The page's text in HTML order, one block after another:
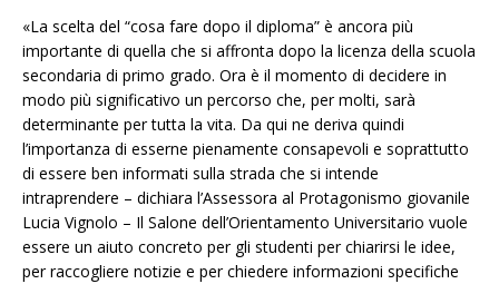
«La scelta del “cosa fare dopo il diploma” è ancora più
importante di quella che si affronta dopo la licenza della scuola
secondaria di primo grado. Ora è il momento di decidere in
modo più significativo un percorso che, per molti, sarà
determinante per tutta la vita. Da qui ne deriva quindi
l’importanza di esserne pienamente consapevoli e soprattutto
di essere ben informati sulla strada che si intende
intraprendere – dichiara l’Assessora al Protagonismo giovanile
Lucia Vignolo – Il Salone dell’Orientamento Universitario vuole
essere un aiuto concreto per gli studenti per chiarirsi le idee,
per raccogliere notizie e per chiedere informazioni specifiche